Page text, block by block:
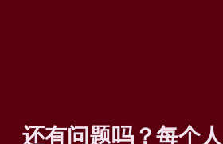
还有问题吗？每个